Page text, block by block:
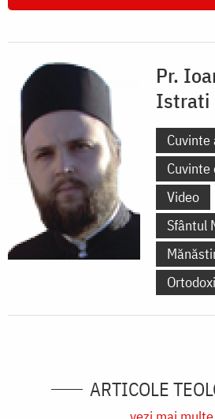
Pr.
Istrati
Cuvinte
Video
Sfântul
ARTICOLE